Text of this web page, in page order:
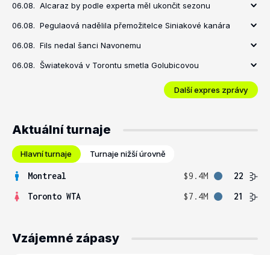
06.08. Alcaraz by podle experta měl ukončit sezonu
06.08. Pegulaová nadělila přemožitelce Siniakové kanára
06.08. Fils nedal šanci Navonemu
06.08. Šwiateková v Torontu smetla Golubicovou
Další expres zprávy
Aktuální turnaje
Hlavní turnaje Turnaje nižší úrovně
Montreal $9.4M
22
Toronto WTA
$7.4M 21
Vzájemné zápasy